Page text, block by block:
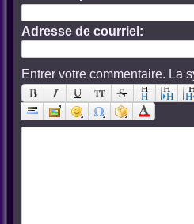
Adresse de courriel:
Entrer votre commentaire. La